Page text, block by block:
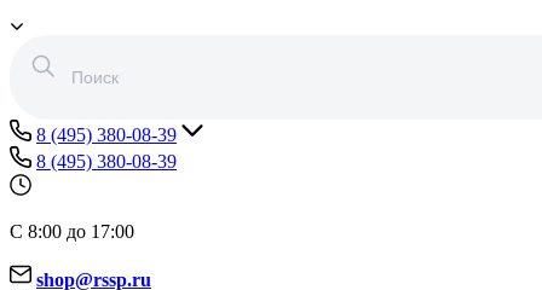
8 (495) 380-08-39
8 (495) 380-08-39
С 8:00 до 17:00
shop@rssp.ru